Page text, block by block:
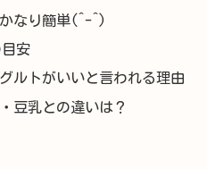
なり簡単(^-^)
安
ルトがいいと言われる理由
豆乳との違いは？